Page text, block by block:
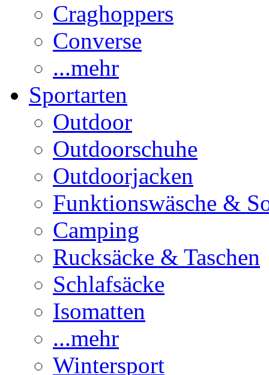
Craghoppers
Converse
...mehr
Sportarten
Outdoor
Outdoorschuhe
Outdoorjacken
Funktionswäsche &
Camping
Rucksäcke & Taschen
Schlafsäcke
Isomatten
...mehr
Wintersport